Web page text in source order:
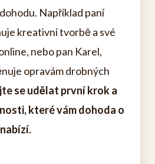
Například paní
kreativní tvorbě a své
nebo pan Karel,
opravám drobných
se udělat první krok a
které vám dohoda o